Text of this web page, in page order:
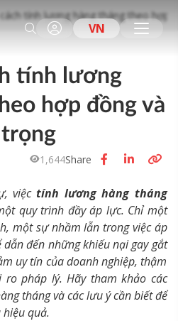
VN
cách tính lương hàng tháng theo hợp
tính lương
hợp đồng và
1,644Share
việctính lương hàng tháng
quy trình đầy áp lực. Chỉ một
một sự nhầm lẫn trong việc áp
đến những khiếu nại gay gắt
uy tín của doanh nghiệp, thậm
pháp lý. Hãy tham khảo các
tháng và các lưu ý cần biết để
quả.